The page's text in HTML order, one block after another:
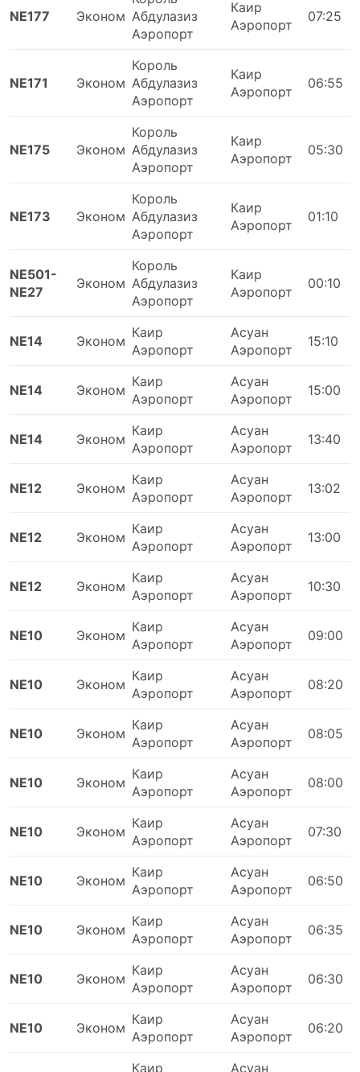
NE177 Эконом Абдулазиз
Аэропорт
Каир
Аэропорт
07:25
NE171 Эконом
Король
Абдулазиз
Аэропорт
Каир
Аэропорт
06:55
NE175 Эконом
Король
Абдулазиз
Аэропорт
Каир
Аэропорт
05:30
NE173 Эконом
Король
Абдулазиз
Аэропорт
Каир
Аэропорт
01:10
NE501-
NE27
Эконом
Король
Абдулазиз
Аэропорт
Каир
Аэропорт
00:10
NE14 Эконом
Каир
Аэропорт
Асуан
Аэропорт
15:10
NE14 Эконом
Каир
Аэропорт
Асуан
Аэропорт
15:00
NE14 Эконом
Каир
Аэропорт
Асуан
Аэропорт
13:40
NE12 Эконом
Каир
Аэропорт
Асуан
Аэропорт
13:02
NE12 Эконом
Каир
Аэропорт
Асуан
Аэропорт
13:00
NE12 Эконом
Каир
Аэропорт
Асуан
Аэропорт
10:30
NE10 Эконом
Каир
Аэропорт
Асуан
Аэропорт
09:00
NE10 Эконом
Каир
Аэропорт
Асуан
Аэропорт
08:20
NE10 Эконом
Каир
Аэропорт
Асуан
Аэропорт
08:05
NE10 Эконом
Каир
Аэропорт
Асуан
Аэропорт
08:00
NE10 Эконом
Каир
Аэропорт
Асуан
Аэропорт
07:30
NE10 Эконом
Каир
Аэропорт
Асуан
Аэропорт
06:50
NE10 Эконом
Каир
Аэропорт
Асуан
Аэропорт
06:35
NE10 Эконом
Каир
Аэропорт
Асуан
Аэропорт
06:30
NE10 Эконом
Каир
Аэропорт
Асуан
Аэропорт
06:20
Каир
Асуан